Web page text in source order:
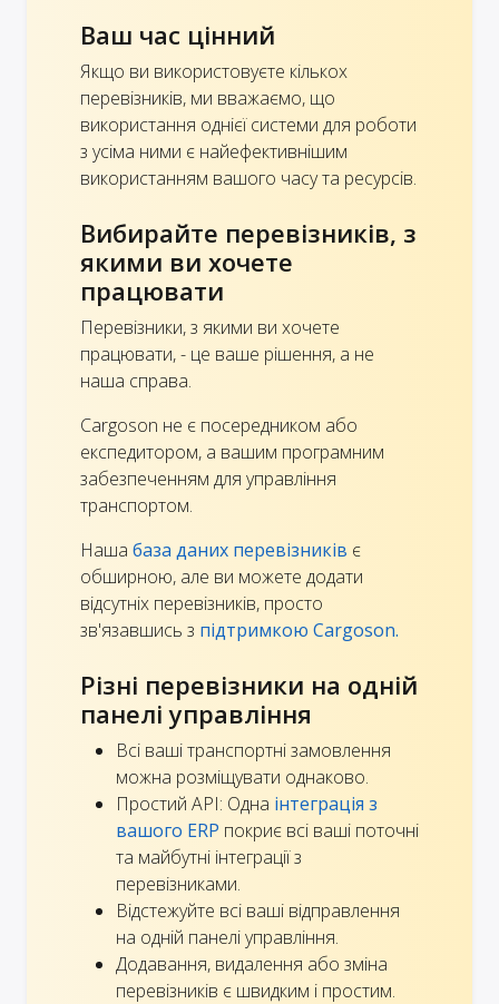
Ваш час цінний
Якщо ви використовуєте кількох
перевізників, ми вважаємо, що
використання однієї системи для роботи
з усіма ними є найефективнішим
використанням вашого часу та ресурсів.
Вибирайте перевізників, з
якими ви хочете
працювати
Перевізники, з якими ви хочете
працювати, - це ваше рішення, а не
наша справа.
Cargoson не є посередником або
експедитором, а вашим програмним
забезпеченням для управління
транспортом.
Наша база даних перевізників є
обширною, але ви можете додати
відсутніх перевізників, просто
зв'язавшись з підтримкою Cargoson.
Різні перевізники на одній
панелі управління
Всі ваші транспортні замовлення
можна розміщувати однаково.
Простий API: Одна інтеграція з
вашого ERP покриє всі ваші поточні
та майбутні інтеграції з
перевізниками.
Відстежуйте всі ваші відправлення
на одній панелі управління.
Додавання, видалення або зміна
перевізників є швидким і простим.